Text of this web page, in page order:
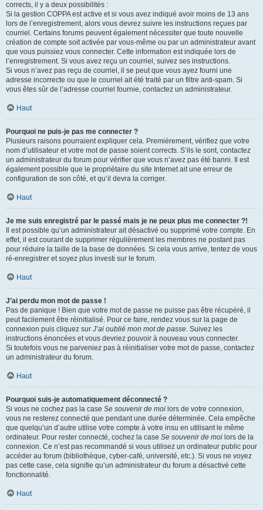
corrects, il y a deux possibilités :
Si la gestion COPPA est active et si vous avez indiqué avoir moins de 13 ans
lors de l’enregistrement, alors vous devrez suivre les instructions reçues par
courriel. Certains forums peuvent également nécessiter que toute nouvelle
création de compte soit activée par vous-même ou par un administrateur avant
que vous puissiez vous connecter. Cette information est indiquée lors de
l’enregistrement. Si vous avez reçu un courriel, suivez ses instructions.
Si vous n’avez pas reçu de courriel, il se peut que vous ayez fourni une
adresse incorrecte ou que le courriel ait été traité par un filtre anti-spam. Si
vous êtes sûr de l’adresse courriel fournie, contactez un administrateur.
Haut
Pourquoi ne puis-je pas me connecter ?
Plusieurs raisons pourraient expliquer cela. Premièrement, vérifiez que votre
nom d’utilisateur et votre mot de passe soient corrects. S’ils le sont, contactez
un administrateur du forum pour vérifier que vous n’avez pas été banni. Il est
également possible que le propriétaire du site Internet ait une erreur de
configuration de son côté, et qu’il devra la corriger.
Haut
Je me suis enregistré par le passé mais je ne peux plus me connecter ?!
Il est possible qu’un administrateur ait désactivé ou supprimé votre compte. En
effet, il est courant de supprimer régulièrement les membres ne postant pas
pour réduire la taille de la base de données. Si cela vous arrive, tentez de vous
ré-enregistrer et soyez plus investi sur le forum.
Haut
J’ai perdu mon mot de passe !
Pas de panique ! Bien que votre mot de passe ne puisse pas être récupéré, il
peut facilement être réinitialisé. Pour ce faire, rendez vous sur la page de
connexion puis cliquez sur J’ai oublié mon mot de passe. Suivez les
instructions énoncées et vous devriez pouvoir à nouveau vous connecter.
Si toutefois vous ne parveniez pas à réinitialiser votre mot de passe, contactez
un administrateur du forum.
Haut
Pourquoi suis-je automatiquement déconnecté ?
Si vous ne cochez pas la case Se souvenir de moi lors de votre connexion,
vous ne resterez connecté que pendant une durée déterminée. Cela empêche
que quelqu’un d’autre utilise votre compte à votre insu en utilisant le même
ordinateur. Pour rester connecté, cochez la case Se souvenir de moi lors de la
connexion. Ce n’est pas recommandé si vous utilisez un ordinateur public pour
accéder au forum (bibliothèque, cyber-café, université, etc.). Si vous ne voyez
pas cette case, cela signifie qu’un administrateur du forum a désactivé cette
fonctionnalité.
Haut